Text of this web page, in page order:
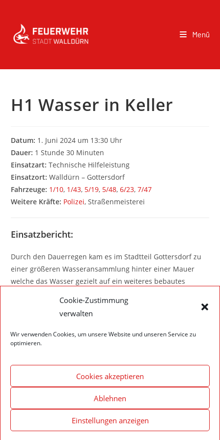
Cookie-Zustimmung
verwalten
Wir verwenden Cookies, um unsere Website und unseren Service zu
optimieren.
Cookies akzeptieren
Ablehnen
Einstellungen anzeigen
Menü
H1 Wasser in Keller
Datum: 1. Juni 2024 um 13:30 Uhr
Dauer: 1 Stunde 30 Minuten
Einsatzart: Technische Hilfeleistung
Einsatzort: Walldürn – Gottersdorf
Fahrzeuge: 1/10, 1/43, 5/19, 5/48,6/23,7/47
Weitere Kräfte: Polizei, Straßenmeisterei
Einsatzbericht:
Durch den Dauerregen kam es im Stadtteil Gottersdorf zu
einer größeren Wasseransammlung hinter einer Mauer
welche das Wasser gezielt auf ein weiteres bebautes
von einem Wohnhaus zu laufen. Durch das schnelle
anpacken der Feuerwehr und der Hausbesitzer konnte auf
einer Länge von ca. 15m ein Graben mit Schaufeln gezogen
werden und mit Holzdielen und Sandsäcken ein eindringen
Impressum – Datenschutzerklärung Cookie-Richtlinie (EU)